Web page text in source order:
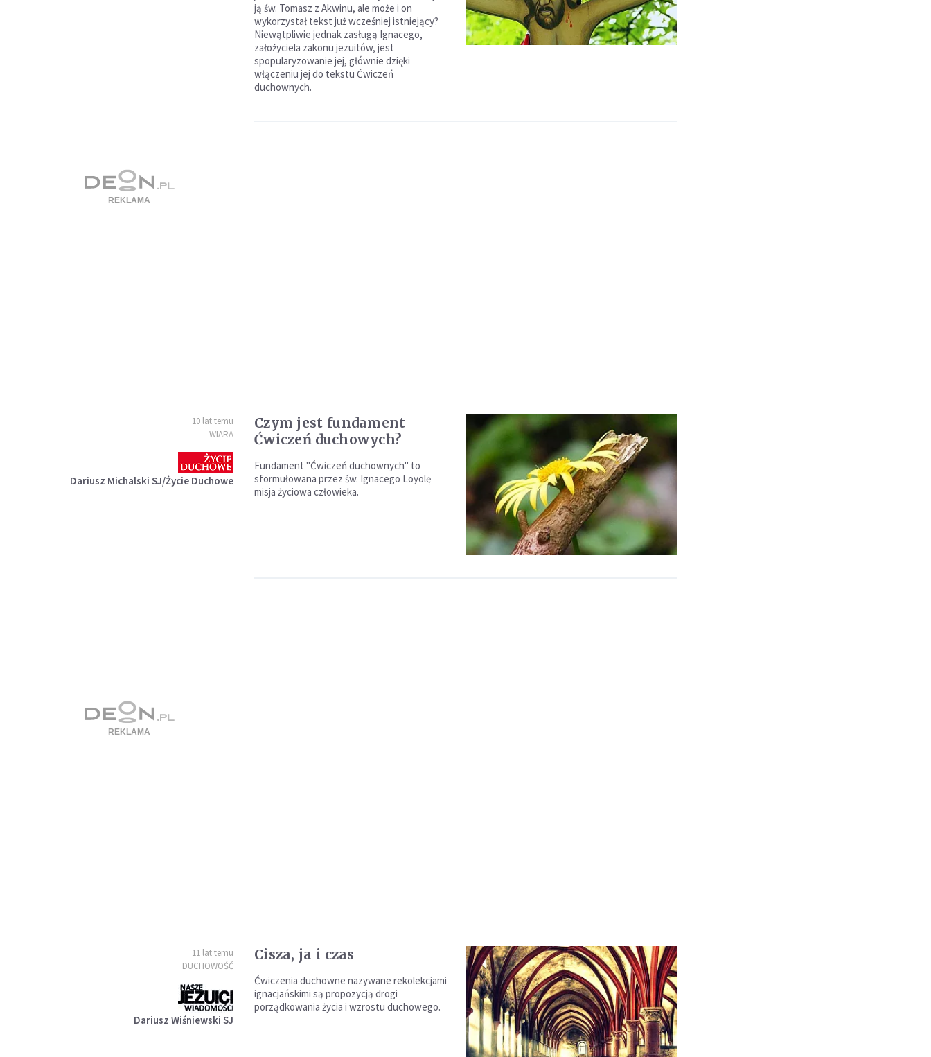
ją św. Tomasz z Akwinu, ale może i on
wykorzystał tekst już wcześniej istniejący?
Niewątpliwie jednak zasługą Ignacego,
założyciela zakonu jezuitów, jest
spopularyzowanie jej, głównie dzięki
włączeniu jej do tekstu Ćwiczeń
duchownych.
10 lat temu
WIARA
Dariusz Michalski SJ/Życie Duchowe
Czym jest fundament
Ćwiczeń duchowych?
Fundament "Ćwiczeń duchownych" to
sformułowana przez św. Ignacego Loyolę
misja życiowa człowieka.
11 lat temu
DUCHOWOŚĆ
Dariusz Wiśniewski SJ
Cisza, ja i czas
Ćwiczenia duchowne nazywane rekolekcjami
ignacjańskimi są propozycją drogi
porządkowania życia i wzrostu duchowego.